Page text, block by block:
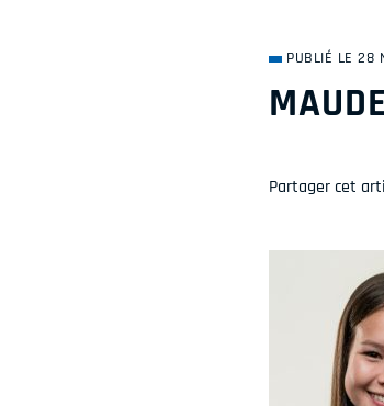
PUBLIÉ LE 28
Partager cet